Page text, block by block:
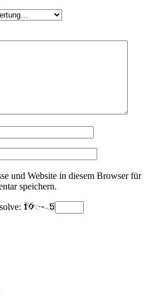
und Website in diesem Browser für
speichern.